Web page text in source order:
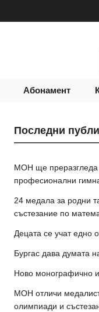
Абонамент
Последни
МОН ще преразгледа
професионални
24 медала за родни
състезание по
Децата се учат едно
Бургас дава думата
Ново монографично
МОН отличи
олимпиади и